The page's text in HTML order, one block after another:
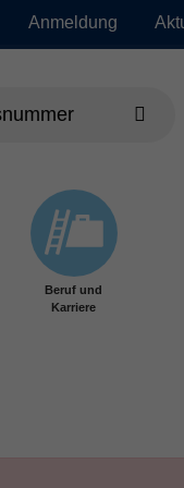
Anmeldung
Beruf und
Karriere